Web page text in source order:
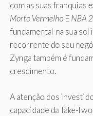
com as suas franquias
Morto Vermelho ENBA
fundamental na sua
recorrente do seu
Zynga também é
crescimento.
A atenção dos
capacidade da Take-